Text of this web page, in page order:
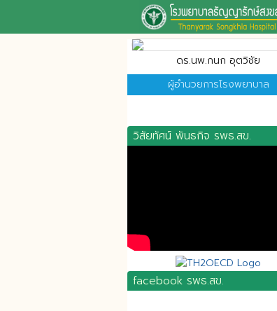
ดร.นพ.กนก อุตวิชัย
ผู้อำนวยการโรงพยาบาล
วิสัยทัศน์ พันธกิจ รพธ.สข.
facebook รพธ.สข.